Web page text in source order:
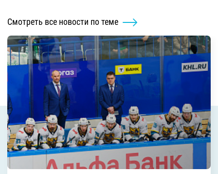
Смотреть все новости по теме